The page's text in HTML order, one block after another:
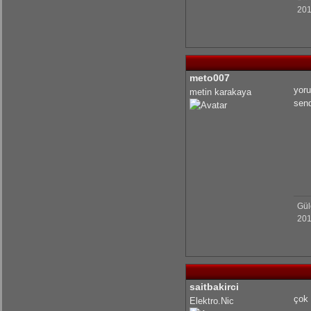
meto007
metin karakaya
saitbakirci
Elektro.Nic çok